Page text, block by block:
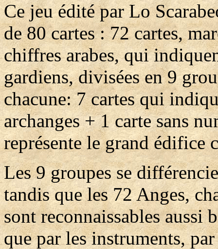
Ce jeu édité par Lo
de 80 cartes : 72 cartes,
chiffres arabes, qui
gardiens, divisées en 9
chacune: 7 cartes qui
archanges + 1 carte sans
représente le grand édifice
Les 9 groupes se
tandis que les 72 Anges,
sont reconnaissables aussi
que par les instruments,